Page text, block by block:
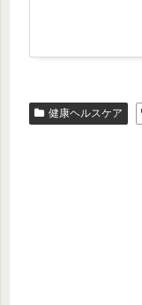
健康ヘルスケア